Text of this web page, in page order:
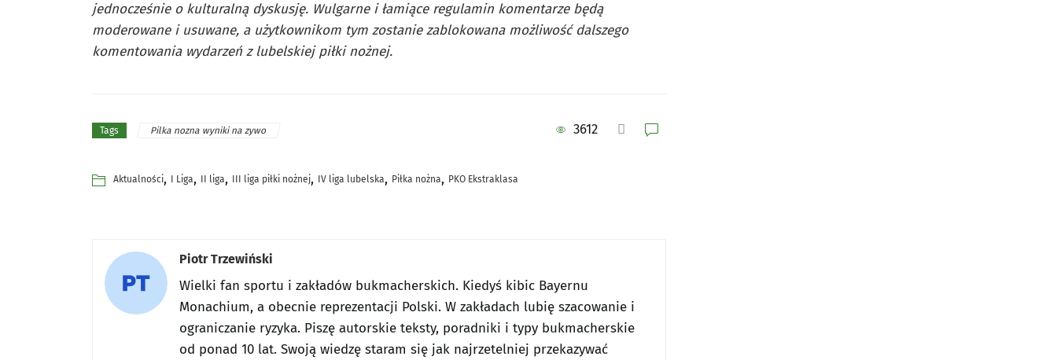
jednocześnie o kulturalną dyskusję. Wulgarne i łamiące regulamin komentarze będą
moderowane i usuwane, a użytkownikom tym zostanie zablokowana możliwość dalszego
komentowania wydarzeń z lubelskiej piłki nożnej.
Tags Pilka nozna wyniki na zywo 3612
Aktualności, I Liga, II liga, III liga piłki nożnej, IV liga lubelska, Piłka nożna, PKO Ekstraklasa
Piotr Trzewiński
Wielki fan sportu i zakładów bukmacherskich. Kiedyś kibic Bayernu
Monachium, a obecnie reprezentacji Polski. W zakładach lubię szacowanie i
ograniczanie ryzyka. Piszę autorskie teksty, poradniki i typy bukmacherskie
od ponad 10 lat. Swoją wiedzę staram się jak najrzetelniej przekazywać